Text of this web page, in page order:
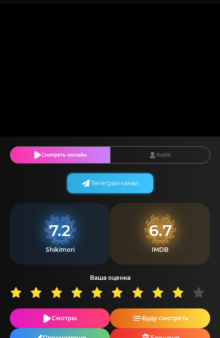
Смотреть онлайн Kodik
7.2
Shikimori
6.7
IMDB
Ваша оценка
Смотрю Буду смотреть
Телеграм канал